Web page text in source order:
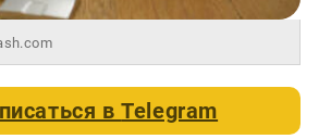
вTelegram